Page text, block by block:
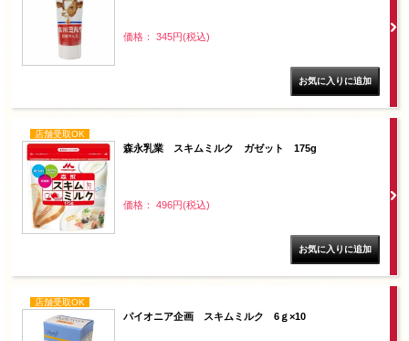
価格： 345円(税込)
店舗受取OK
森永乳業 スキムミルク ガゼット 175g
価格： 496円(税込)
店舗受取OK
パイオニア企画 スキムミルク 6ｇ×10